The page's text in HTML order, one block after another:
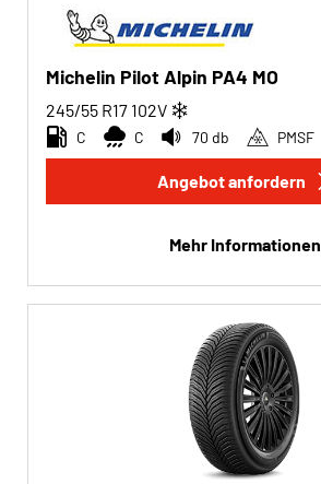
Michelin Pilot Alpin PA4 MO
245/55 R17 102V
C C 70 db PMSF
Angebot anfordern
Mehr Informationen